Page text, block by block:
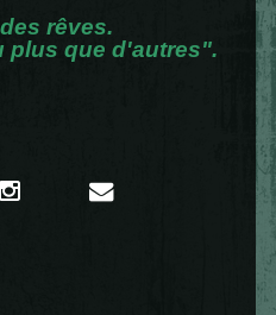
rêves.
plus que d'autres".